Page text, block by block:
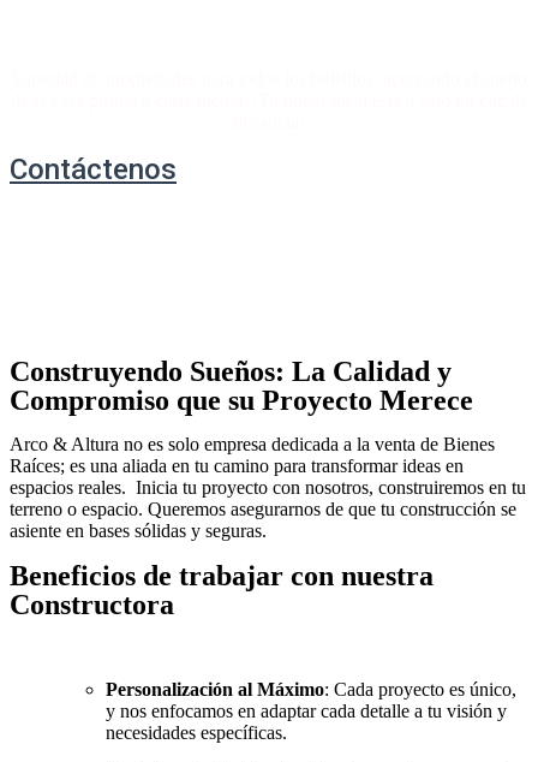
Contáctenos
Construyendo Sueños: La Calidad y
Compromiso que su Proyecto Merece
Arco & Altura no es solo empresa dedicada a la venta de Bienes
Raíces; es una aliada en tu camino para transformar ideas en
espacios reales. Inicia tu proyecto con nosotros, construiremos en tu
terreno o espacio. Queremos asegurarnos de que tu construcción se
asiente en bases sólidas y seguras.
Beneficios de trabajar con nuestra
Constructora
Personalización al Máximo: Cada proyecto es único,
y nos enfocamos en adaptar cada detalle a tu visión y
necesidades específicas.